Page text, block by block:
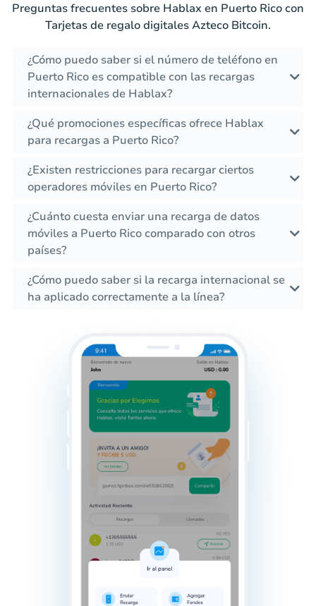
Preguntas frecuentes sobre Hablax en Puerto Rico con
Tarjetas de regalo digitales Azteco Bitcoin.
¿Cómo puedo saber si el número de teléfono en
Puerto Rico es compatible con las recargas
internacionales de Hablax?
¿Qué promociones específicas ofrece Hablax
para recargas a Puerto Rico?
¿Existen restricciones para recargar ciertos
operadores móviles en Puerto Rico?
¿Cuánto cuesta enviar una recarga de datos
móviles a Puerto Rico comparado con otros
países?
¿Cómo puedo saber si la recarga internacional se
ha aplicado correctamente a la línea?